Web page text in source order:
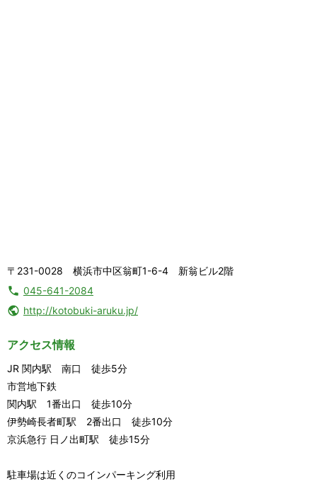
〒231-0028 横浜市中区翁町1-6-4 新翁ビル2階
045-641-2084
http://kotobuki-aruku.jp/
アクセス情報
JR 関内駅 南口 徒歩5分
市営地下鉄
関内駅 1番出口 徒歩10分
伊勢崎長者町駅 2番出口 徒歩10分
京浜急行 日ノ出町駅 徒歩15分
駐車場は近くのコインパーキング利用